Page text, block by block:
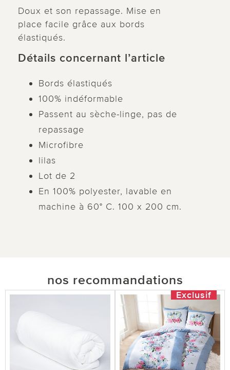
Doux et son repassage. Mise en
place facile grâce aux bords
élastiqués.
Détails concernant l’article
Bords élastiqués
100% indéformable
Passent au sèche-linge, pas de
repassage
Microfibre
lilas
Lot de 2
En 100% polyester, lavable en
machine à 60° C. 100 x 200 cm.
nos recommandations
Exclusif